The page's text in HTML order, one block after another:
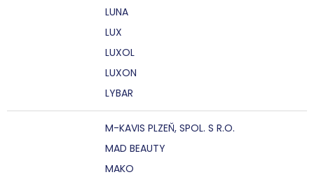
LUNA
LUX
LUXOL
LUXON
LYBAR
M-KAVIS PLZEŇ, SPOL. S R.O.
MAD BEAUTY
MAKO